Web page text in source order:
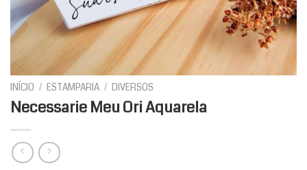
INÍCIO / ESTAMPARIA / DIVERSOS
Necessarie Meu Ori Aquarela